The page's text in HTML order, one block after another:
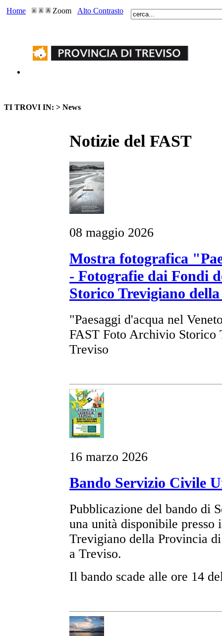
Home Zoom Alto Contrasto
TI TROVI IN: > News
Notizie del FAST
08 maggio 2026
Mostra fotografica
- Fotografie dai Fondi
Storico Trevigiano
"Paesaggi d'acqua nel
FAST Foto Archivio Storico
Treviso
16 marzo 2026
Bando Servizio Civile
Pubblicazione del bando di
una unità disponibile
Trevigiano della Provincia
a Treviso.
Il bando scade alle ore 14